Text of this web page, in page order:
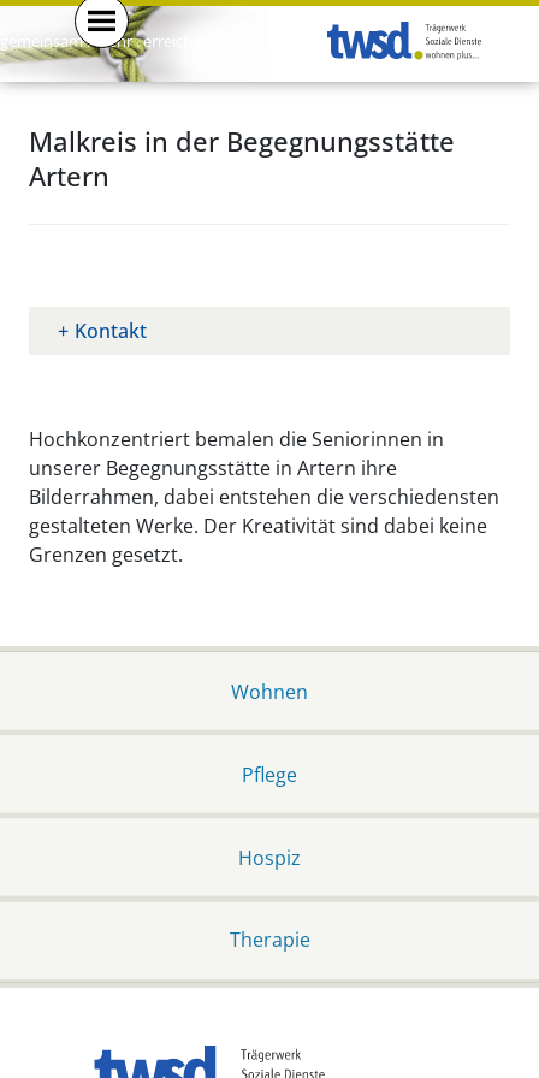
gemeinsam . mehr . erreichen .
Malkreis in der Begegnungsstätte
Artern
Kontakt
Hochkonzentriert bemalen die Seniorinnen in
unserer Begegnungsstätte in Artern ihre
Bilderrahmen, dabei entstehen die verschiedensten
gestalteten Werke. Der Kreativität sind dabei keine
Grenzen gesetzt.
Wohnen
Pflege
Hospiz
Therapie